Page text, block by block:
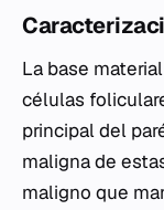
La base
células
principal del
maligna de
maligno que